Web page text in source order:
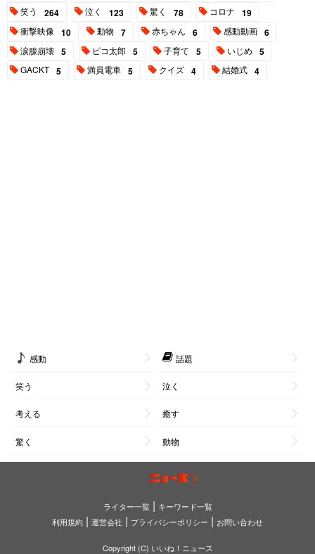
笑う 264 泣く 123 驚く 78 コロナ 19
衝撃映像 10 動物 7 赤ちゃん 6 感動動画 6
涙腺崩壊 5 ピコ太郎 5 子育て 5 いじめ 5
GACKT 5 満員電車 5 クイズ 4 結婚式 4
感動 話題
笑う 泣く
考える 癒す
驚く 動物
ライター一覧| キーワード一覧
利用規約 | 運営会社 | プライバシーポリシー | お問い合わせ
Copyright (C) いいね！ニュース